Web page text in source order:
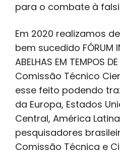
para o combate à
Em 2020 realizamos
bem sucedido FÓRUM
ABELHAS EM TEMPOS
Comissão Técnico
esse feito podendo
da Europa, Estados
Central, América
pesquisadores
Comissão Técnica e